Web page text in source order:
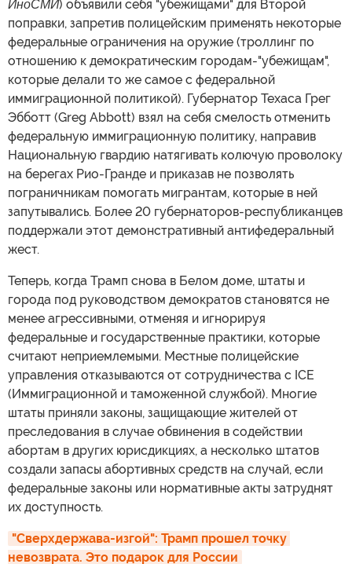
ИноСМИ) объявили себя "убежищами" для Второй
поправки, запретив полицейским применять некоторые
федеральные ограничения на оружие (троллинг по
отношению к демократическим городам-"убежищам",
которые делали то же самое с федеральной
иммиграционной политикой). Губернатор Техаса Грег
Эбботт (Greg Abbott) взял на себя смелость отменить
федеральную иммиграционную политику, направив
Национальную гвардию натягивать колючую проволоку
на берегах Рио-Гранде и приказав не позволять
пограничникам помогать мигрантам, которые в ней
запутывались. Более 20 губернаторов-республиканцев
поддержали этот демонстративный антифедеральный
жест.
Теперь, когда Трамп снова в Белом доме, штаты и
города под руководством демократов становятся не
менее агрессивными, отменяя и игнорируя
федеральные и государственные практики, которые
считают неприемлемыми. Местные полицейские
управления отказываются от сотрудничества с ICE
(Иммиграционной и таможенной службой). Многие
штаты приняли законы, защищающие жителей от
преследования в случае обвинения в содействии
абортам в других юрисдикциях, а несколько штатов
создали запасы абортивных средств на случай, если
федеральные законы или нормативные акты затруднят
их доступность.
"Сверхдержава-изгой": Трамп прошел точку
невозврата. Это подарок для России